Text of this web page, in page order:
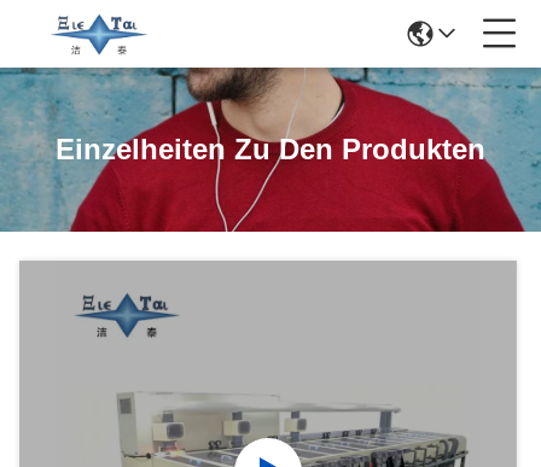
Einzelheiten Zu Den Produkten